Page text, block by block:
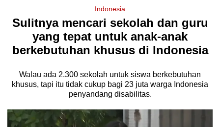
Menu
Indonesia
Sulitnya mencari sekolah dan guru
yang tepat untuk anak-anak
berkebutuhan khusus di Indonesia
Walau ada 2.300 sekolah untuk siswa berkebutuhan
khusus, tapi itu tidak cukup bagi 23 juta warga Indonesia
penyandang disabilitas.
longer
supported
We
know
a
hassle